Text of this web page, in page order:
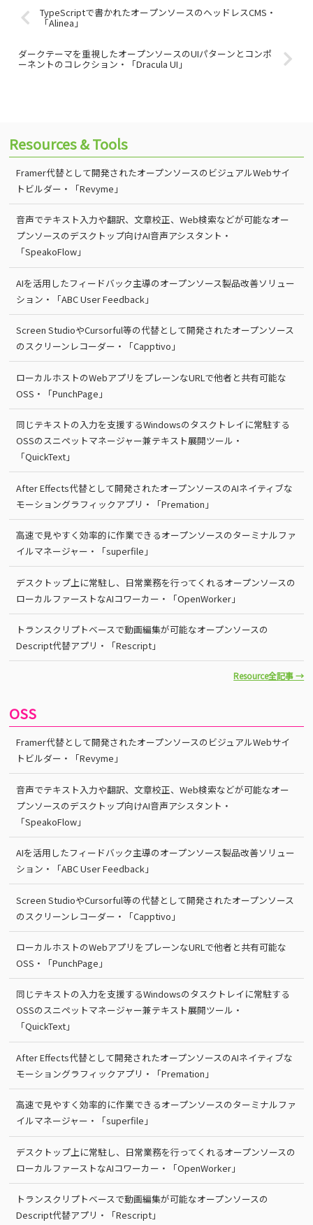
TypeScriptで書かれたオープンソースのヘッドレスCMS・
「Alinea」
ダークテーマを重視したオープンソースのUIパターンとコンポ
ーネントのコレクション・「Dracula UI」
Resources & Tools
Framer代替として開発されたオープンソースのビジュアルWebサイ
トビルダー・「Revyme」
音声でテキスト入力や翻訳、文章校正、Web検索などが可能なオー
プンソースのデスクトップ向けAI音声アシスタント・
「SpeakoFlow」
AIを活用したフィードバック主導のオープンソース製品改善ソリュー
ション・「ABC User Feedback」
Screen StudioやCursorful等の代替として開発されたオープンソース
のスクリーンレコーダー・「Capptivo」
ローカルホストのWebアプリをプレーンなURLで他者と共有可能な
OSS・「PunchPage」
同じテキストの入力を支援するWindowsのタスクトレイに常駐する
OSSのスニペットマネージャー兼テキスト展開ツール・
「QuickText」
After Effects代替として開発されたオープンソースのAIネイティブな
モーショングラフィックアプリ・「Premation」
高速で見やすく効率的に作業できるオープンソースのターミナルファ
イルマネージャー・「superfile」
デスクトップ上に常駐し、日常業務を行ってくれるオープンソースの
ローカルファーストなAIコワーカー・「OpenWorker」
トランスクリプトベースで動画編集が可能なオープンソースの
Descript代替アプリ・「Rescript」
Resource全記事 →
OSS
Framer代替として開発されたオープンソースのビジュアルWebサイ
トビルダー・「Revyme」
音声でテキスト入力や翻訳、文章校正、Web検索などが可能なオー
プンソースのデスクトップ向けAI音声アシスタント・
「SpeakoFlow」
AIを活用したフィードバック主導のオープンソース製品改善ソリュー
ション・「ABC User Feedback」
Screen StudioやCursorful等の代替として開発されたオープンソース
のスクリーンレコーダー・「Capptivo」
ローカルホストのWebアプリをプレーンなURLで他者と共有可能な
OSS・「PunchPage」
同じテキストの入力を支援するWindowsのタスクトレイに常駐する
OSSのスニペットマネージャー兼テキスト展開ツール・
「QuickText」
After Effects代替として開発されたオープンソースのAIネイティブな
モーショングラフィックアプリ・「Premation」
高速で見やすく効率的に作業できるオープンソースのターミナルファ
イルマネージャー・「superfile」
デスクトップ上に常駐し、日常業務を行ってくれるオープンソースの
ローカルファーストなAIコワーカー・「OpenWorker」
トランスクリプトベースで動画編集が可能なオープンソースの
Descript代替アプリ・「Rescript」